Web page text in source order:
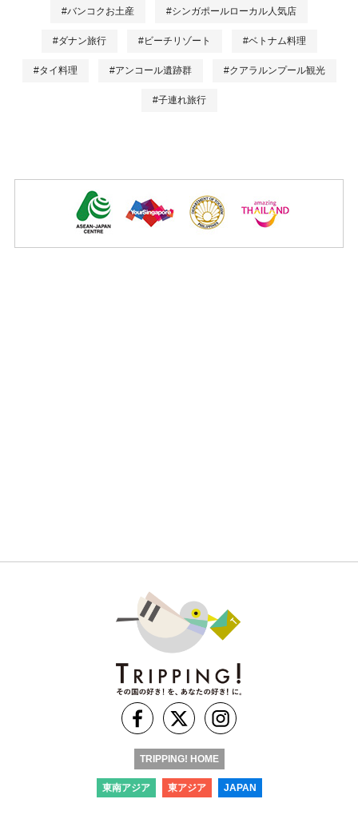
#バンコクお土産 #シンガポールローカル人気店
#ダナン旅行 #ビーチリゾート #ベトナム料理
#タイ料理 #アンコール遺跡群 #クアラルンプール観光
#子連れ旅行
TRIPPING! HOME
東南アジア 東アジア JAPAN